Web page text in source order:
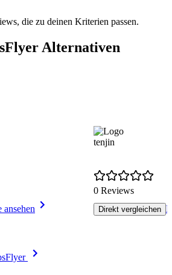
die zu deinen Kriterien passen.
Alternativen
ansehen
tenjin
0 Reviews
Direkt vergleichen